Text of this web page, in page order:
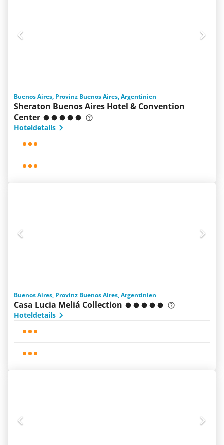
Buenos Aires, Provinz Buenos Aires, Argentinien
Sheraton Buenos Aires Hotel & Convention
Center
Hoteldetails
Buenos Aires, Provinz Buenos Aires, Argentinien
Casa Lucia Meliá Collection
Hoteldetails